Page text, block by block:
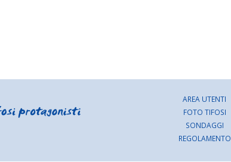
AREA UTENTI
FOTO TIFOSI
SONDAGGI
REGOLAMENTO